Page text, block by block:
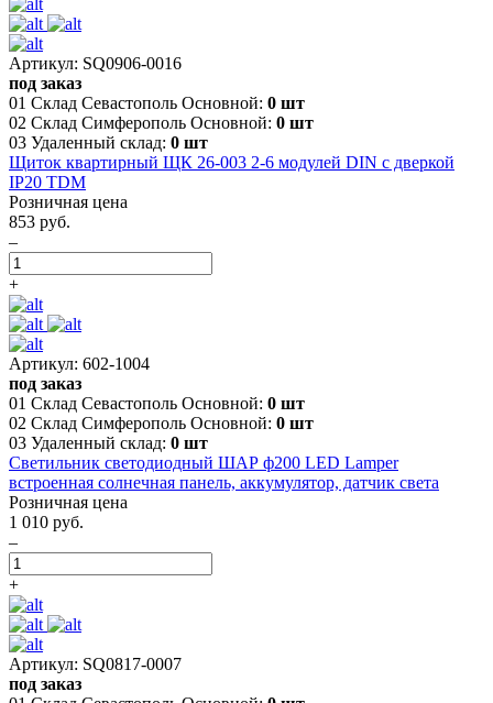
Артикул: SQ0906-0016
под заказ
01 Склад Севастополь Основной: 0 шт
02 Склад Симферополь Основной: 0 шт
03 Удаленный склад: 0 шт
Щиток квартирный ЩК 26-003 2-6 модулей DIN с дверкой
IP20 TDM
Розничная цена
853 руб.
–
+
Артикул: 602-1004
под заказ
01 Склад Севастополь Основной: 0 шт
02 Склад Симферополь Основной: 0 шт
03 Удаленный склад: 0 шт
Светильник светодиодный ШАР ф200 LED Lamper
встроенная солнечная панель, аккумулятор, датчик света
Розничная цена
1 010 руб.
–
+
Артикул: SQ0817-0007
под заказ